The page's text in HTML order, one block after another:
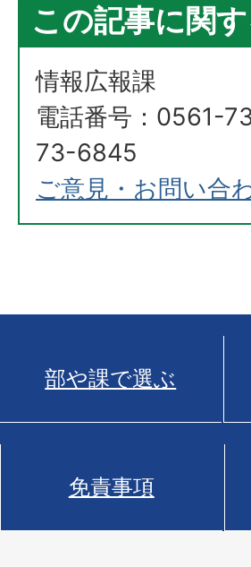
この記事に関
情報広報課
電話番号：0561-
73-6845
ご意見・お問い合
部や課で選ぶ
免責事項